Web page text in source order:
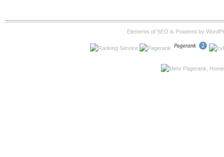
Elements of SEO is Powered by